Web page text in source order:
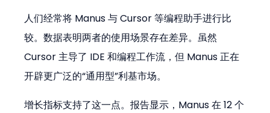
人们经常将 Manus 与 Cursor 等编程助手进行比
较。数据表明两者的使用场景存在差异。虽然
Cursor 主导了 IDE 和编程工作流，但 Manus 正在
开辟更广泛的“通用型”利基市场。
增长指标支持了这一点。报告显示，Manus 在 12 个